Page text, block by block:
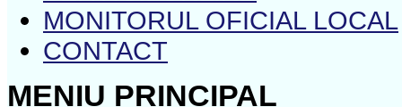
MONITORUL OFICIAL LOCAL
CONTACT
MENIU PRINCIPAL